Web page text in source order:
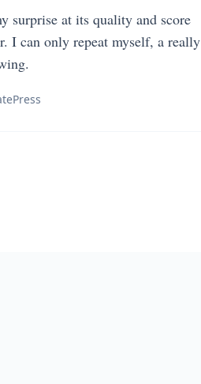
surprise at its quality and score
I can only repeat myself, a really